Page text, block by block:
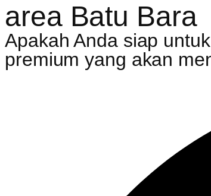
area Batu Bara
Apakah Anda siap
premium yang akan